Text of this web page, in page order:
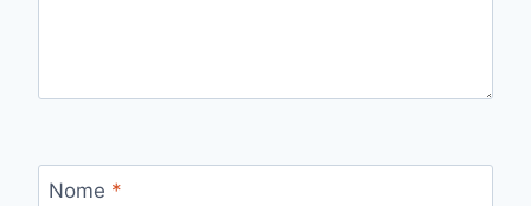
Nome *